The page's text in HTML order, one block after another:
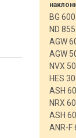
BG 600
ND 855
AGW
AGW
NVX
HES
ASH
NRX
ASH
ANR-F